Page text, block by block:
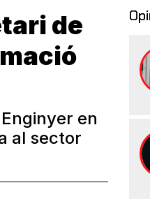
de
en
al sector